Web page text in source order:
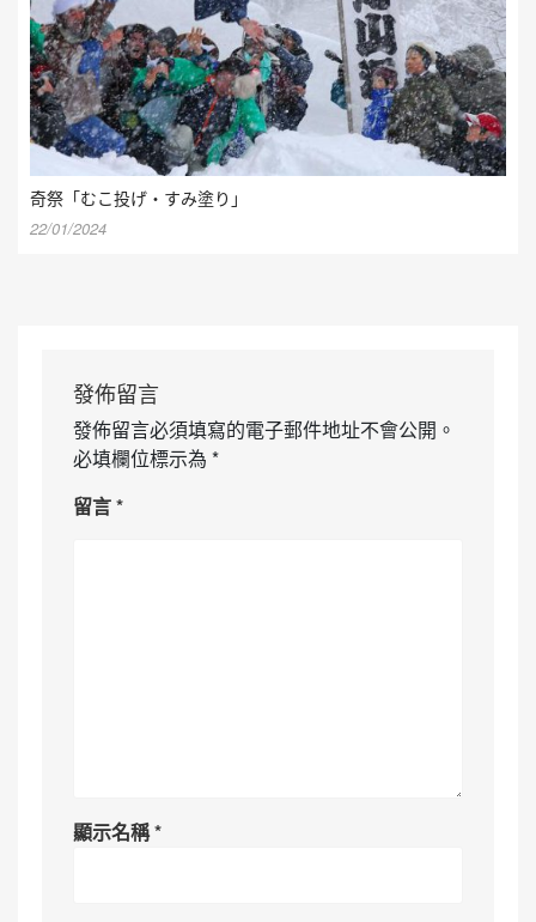
奇祭「むこ投げ・すみ塗り」
22/01/2024
發佈留言
發佈留言必須填寫的電子郵件地址不會公開。
必填欄位標示為 *
留言*
顯示名稱*